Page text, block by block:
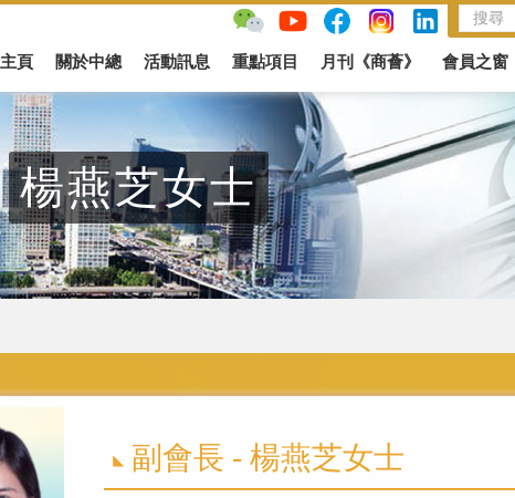
主頁 關於中總 活動訊息 重點項目 月刊《商薈》 會員之窗
楊燕芝女士
副會長 - 楊燕芝女士